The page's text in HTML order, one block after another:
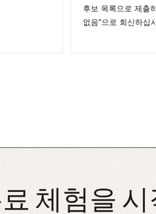
후보 목록으로 제출
없음"으로 회신하십
체험을